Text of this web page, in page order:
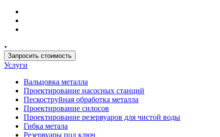
Запросить стоимость
Услуги
Вальцовка металла
Проектирование насосных станций
Пескоструйная обработка металла
Проектирование силосов
Проектирование резервуаров для чистой воды
Гибка метала
Резервуары под ключ